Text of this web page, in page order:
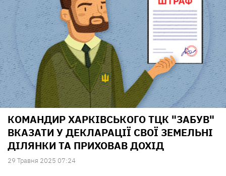
КОМАНДИР ХАРКІВСЬКОГО ТЦК "ЗАБУВ"
ВКАЗАТИ У ДЕКЛАРАЦІЇ СВОЇ ЗЕМЕЛЬНІ
ДІЛЯНКИ ТА ПРИХОВАВ ДОХІД
29 Травня 2025 07:24